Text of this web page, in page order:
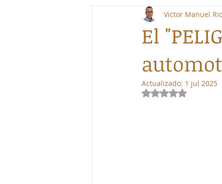
Ciencia y tecnología
El
Victor Manuel
Actualizado: 1 jul 2025
Obtuvo NaN de 5